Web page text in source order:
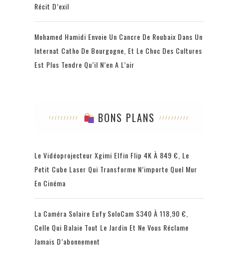
Récit D’exil
Mohamed Hamidi Envoie Un Cancre De Roubaix Dans Un
Internat Catho De Bourgogne, Et Le Choc Des Cultures
Est Plus Tendre Qu’il N’en A L’air
BONS PLANS
Le Vidéoprojecteur Xgimi Elfin Flip 4K À 849 €, Le
Petit Cube Laser Qui Transforme N’importe Quel Mur
En Cinéma
La Caméra Solaire Eufy SoloCam S340 À 118,90 €,
Celle Qui Balaie Tout Le Jardin Et Ne Vous Réclame
Jamais D’abonnement